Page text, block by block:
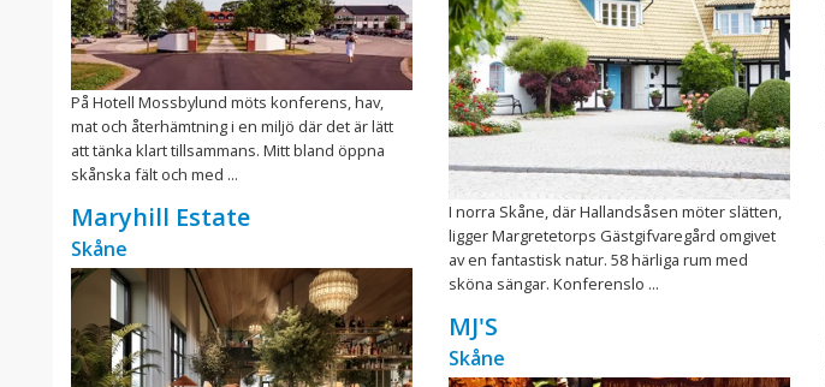
På Hotell Mossbylund möts konferens, hav,
mat och återhämtning i en miljö där det är lätt
att tänka klart tillsammans. Mitt bland öppna
skånska fält och med ...
Maryhill Estate
Skåne
I norra Skåne, där Hallandsåsen möter slätten,
ligger Margretetorps Gästgifvaregård omgivet
av en fantastisk natur. 58 härliga rum med
sköna sängar. Konferenslo ...
MJ'S
Skåne